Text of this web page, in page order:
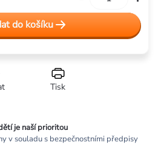
Tisk
do košíku
je naší prioritou
v souladu s bezpečnostními předpisy